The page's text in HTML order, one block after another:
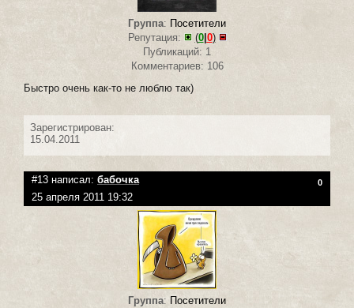
Группа: Посетители
Репутация:
(0| 0)
Публикаций: 1
Комментариев: 106
Быстро очень как-то не люблю так)
Зарегистрирован:
15.04.2011
#13 написал: бабочка 0
25 апреля 2011 19:32
Группа: Посетители